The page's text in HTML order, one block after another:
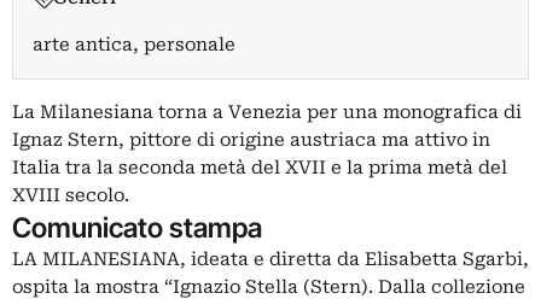
arte antica, personale
La Milanesiana torna a Venezia per una monografica di
Ignaz Stern, pittore di origine austriaca ma attivo in
Italia tra la seconda metà del XVII e la prima metà del
XVIII secolo.
Comunicato stampa
LA MILANESIANA, ideata e diretta da Elisabetta Sgarbi,
ospita la mostra “Ignazio Stella (Stern). Dalla collezione